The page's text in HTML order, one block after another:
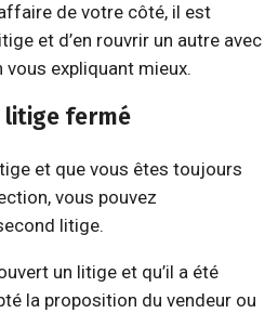
de votre côté, il est
et d’en rouvrir un autre avec
expliquant mieux.
litige fermé
et que vous êtes toujours
vous pouvez
litige.
un litige et qu’il a été
la proposition du vendeur ou